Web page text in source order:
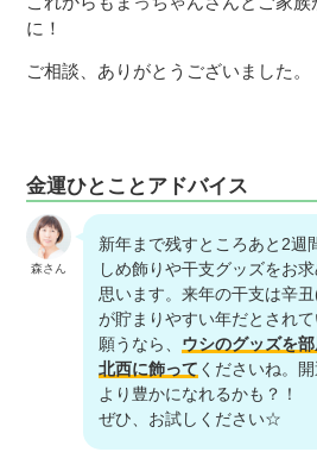
に！
ご相談、ありがとうございました。
金運ひとことアドバイス
森さん
新年まで残すところあと2週
しめ飾りや干支グッズをお
思います。来年の干支は辛
が貯まりやすい年だとされ
願うなら、 ウシのグッズを
北西に飾って くださいね。
より豊かになれるかも？！
ぜひ、お試しください☆